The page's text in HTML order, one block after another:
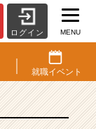
ログイン MENU
就職イベント